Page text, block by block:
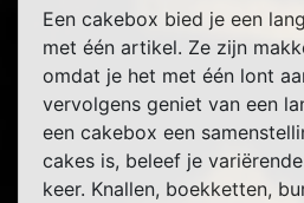
Een cakebox bied je een
met één artikel. Ze zijn
omdat je het met één lont
vervolgens geniet van een
een cakebox een
cakes is, beleef je
keer. Knallen, boekketten,